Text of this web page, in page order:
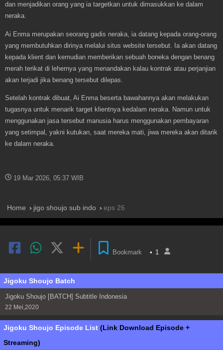
dan menjadikan orang yang ia targetkan untuk dimasukkan ke dalam
neraka.
Ai Enma merupakan seorang gadis neraka, ia datang kepada orang-orang
yang membutuhkan dirinya melalui situs website tersebut. Ia akan datang
kepada klient dan kemudian memberikan sebuah boneka dengan benang
merah terikat di lehernya yang menandakan kalau kontrak atau perjanjian
akan terjadi jika benang tersebut dilepas.
Setelah kontrak dibuat, Ai Enma beserta bawahannya akan melakukan
tugasnya untuk menarik target klientnya kedalam neraka. Namun untuk
menggunakan jasa tersebut manusia harus menggunakan pembayaran
yang setimpal, yakni kutukan, saat mereka mati, jiwa mereka akan ditarik
ke dalam neraka.
19 Mar 2026, 05:37 WIB
Home jigo shoujo sub indo eps 26
Bookmark • 1
Jigoku Shoujo Batch
Jigoku Shoujo [BATCH] Subtitle Indonesia
22 Mei,2020
Jigoku Shoujo Episode List (Link Download Episode +
Streaming)